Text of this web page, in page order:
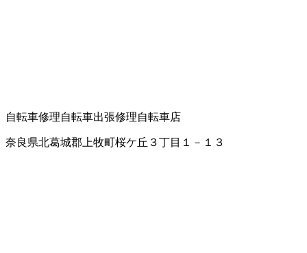
自転車修理自転車出張修理自転車店
奈良県北葛城郡上牧町桜ケ丘３丁目１－１３